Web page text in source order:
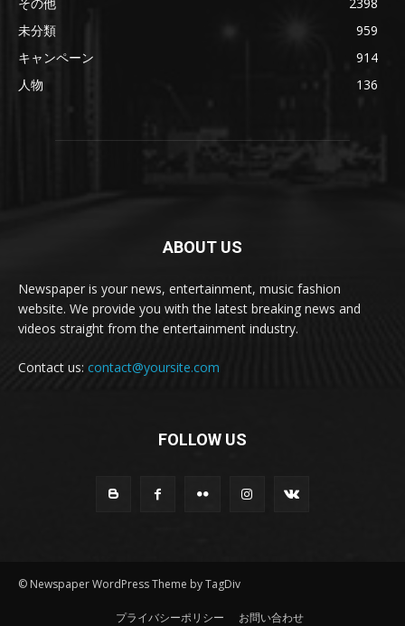
その他
2398
未分類
959
キャンペーン
914
人物
136
ABOUT US
Newspaper is your news, entertainment, music fashion
website. We provide you with the latest breaking news and
videos straight from the entertainment industry.
Contact us: contact@yoursite.com
FOLLOW US
© Newspaper WordPress Theme by TagDiv
プライバシーポリシー お問い合わせ